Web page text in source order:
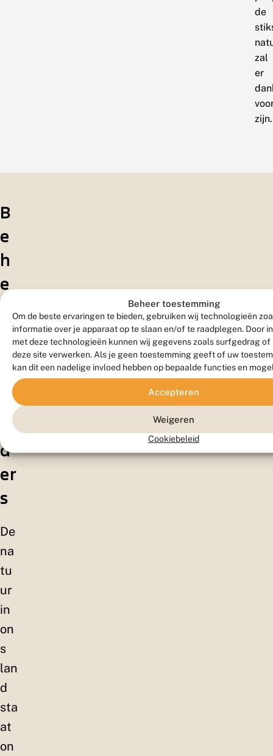
Beheer toestemming
Om de beste ervaringen te bieden, gebruiken wij technologieën
informatie over je apparaat op te slaan en/of te raadplegen. Door
met deze technologieën kunnen wij gegevens zoals surfgedrag of
deze site verwerken. Als je geen toestemming geeft of uw
kan dit een nadelige invloed hebben op bepaalde functies en
Accepteren
Weigeren
Cookiebeleid
de
zal
er
zijn.
B
e
h
e
er
or
vl
in
d
er
s
De
na
tu
ur
in
on
s
lan
d
sta
at
on